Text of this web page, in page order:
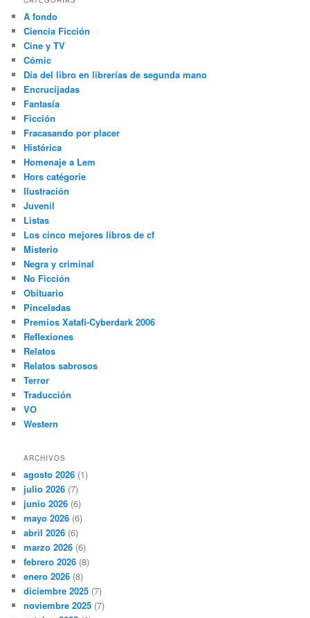
A fondo
Ciencia Ficción
Cine y TV
Cómic
Día del libro en librerías de segunda mano
Encrucijadas
Fantasía
Ficción
Fracasando por placer
Histórica
Homenaje a Lem
Hors catégorie
Ilustración
Juvenil
Listas
Los cinco mejores libros de cf
Misterio
Negra y criminal
No Ficción
Obituario
Pinceladas
Premios Xatafi-Cyberdark 2006
Reflexiones
Relatos
Relatos sabrosos
Terror
Traducción
VO
Western
ARCHIVOS
agosto 2026 (1)
julio 2026 (7)
junio 2026 (6)
mayo 2026 (6)
abril 2026 (6)
marzo 2026 (6)
febrero 2026 (8)
enero 2026 (8)
diciembre 2025 (7)
noviembre 2025 (7)